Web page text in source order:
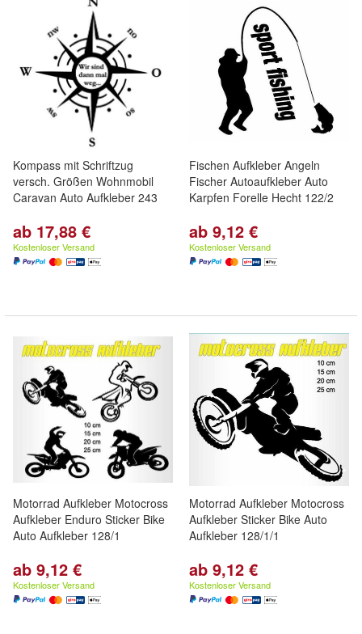
Kompass mit Schriftzug
versch. Größen Wohnmobil
Caravan Auto Aufkleber 243
ab 17,88 €
Kostenloser Versand
Fischen Aufkleber Angeln
Fischer Autoaufkleber Auto
Karpfen Forelle Hecht 122/2
ab 9,12 €
Kostenloser Versand
Motorrad Aufkleber Motocross
Aufkleber Enduro Sticker Bike
Auto Aufkleber 128/1
ab 9,12 €
Kostenloser Versand
Motorrad Aufkleber Motocross
Aufkleber Sticker Bike Auto
Aufkleber 128/1/1
ab 9,12 €
Kostenloser Versand